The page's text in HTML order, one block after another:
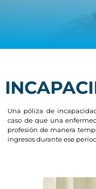
Una póliza de
caso de que una
profesión de manera
ingresos durante ese